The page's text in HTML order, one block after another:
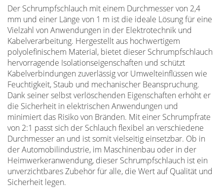
Der Schrumpfschlauch mit einem Durchmesser von 2,4
mm und einer Länge von 1 m ist die ideale Lösung für eine
Vielzahl von Anwendungen in der Elektrotechnik und
Kabelverarbeitung. Hergestellt aus hochwertigem
polyolefinischem Material, bietet dieser Schrumpfschlauch
hervorragende Isolationseigenschaften und schützt
Kabelverbindungen zuverlässig vor Umwelteinflüssen wie
Feuchtigkeit, Staub und mechanischer Beanspruchung.
Dank seiner selbst verlöschenden Eigenschaften erhöht er
die Sicherheit in elektrischen Anwendungen und
minimiert das Risiko von Bränden. Mit einer Schrumpfrate
von 2:1 passt sich der Schlauch flexibel an verschiedene
Durchmesser an und ist somit vielseitig einsetzbar. Ob in
der Automobilindustrie, im Maschinenbau oder in der
Heimwerkeranwendung, dieser Schrumpfschlauch ist ein
unverzichtbares Zubehör für alle, die Wert auf Qualität und
Sicherheit legen.